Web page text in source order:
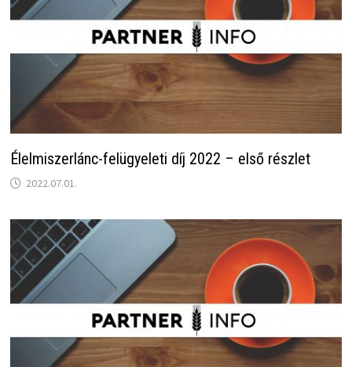
Élelmiszerlánc-felügyeleti díj 2022 – első részlet
2022.07.01.